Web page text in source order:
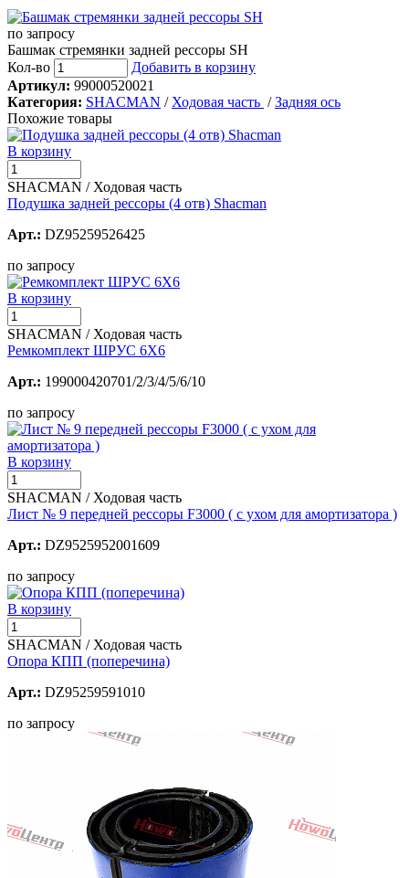
по запросу
Башмак стремянки задней рессоры SH
Кол-во
Добавить в корзину
Артикул: 99000520021
Категория: SHACMAN / Ходовая часть /Задняя ось
Похожие товары
В корзину
SHACMAN / Ходовая часть
Подушка задней рессоры (4 отв) Shacman
Арт.: DZ95259526425
по запросу
В корзину
SHACMAN / Ходовая часть
Ремкомплект ШРУС 6Х6
Арт.: 199000420701/2/3/4/5/6/10
по запросу
В корзину
SHACMAN / Ходовая часть
Лист № 9 передней рессоры F3000 ( с ухом для амортизатора )
Арт.: DZ9525952001609
по запросу
В корзину
SHACMAN / Ходовая часть
Опора КПП (поперечина)
Арт.: DZ95259591010
по запросу